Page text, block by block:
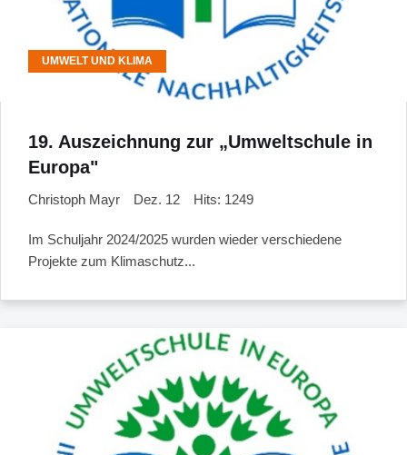
19. Auszeichnung zur „Umweltschule in
Europa"
Christoph Mayr
UMWELT UND KLIMA
Dez. 12 Hits: 1249
Im Schuljahr 2024/2025 wurden wieder verschiedene
Projekte zum Klimaschutz...